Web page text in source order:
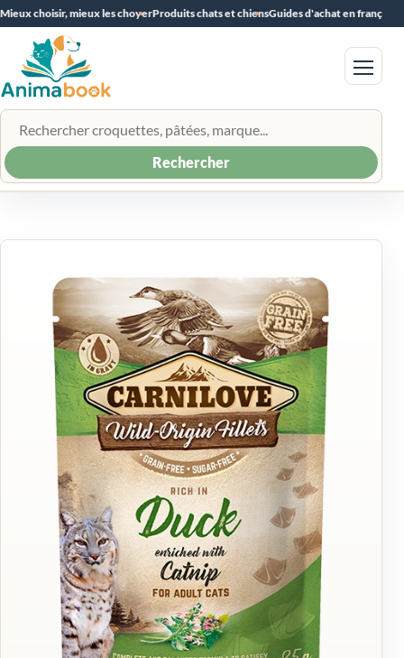
Mieux choisir, mieux les choyerProduits chats et chiensGuides d'achat en français
Rechercher un produit
Rechercher
Menu